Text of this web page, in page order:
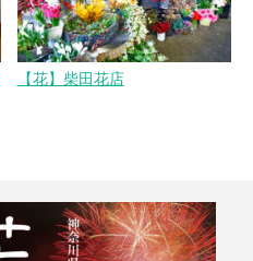
【花】柴田花店